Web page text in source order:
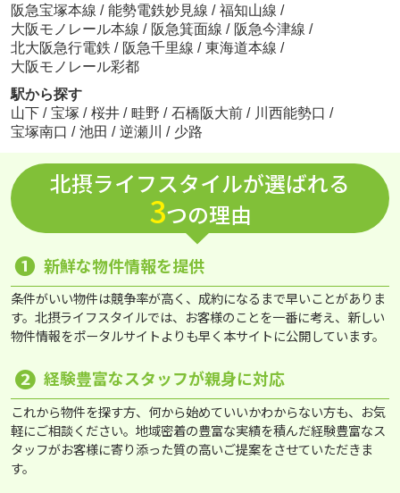
阪急宝塚本線 / 能勢電鉄妙見線 / 福知山線 /
大阪モノレール本線 / 阪急箕面線 / 阪急今津線 /
北大阪急行電鉄 / 阪急千里線 / 東海道本線 /
大阪モノレール彩都
駅から探す
山下 / 宝塚 / 桜井 / 畦野 / 石橋阪大前 / 川西能勢口 /
宝塚南口 / 池田 / 逆瀬川 / 少路
北摂ライフスタイルが選ばれる
3つの理由
❶ 新鮮な物件情報を提供
条件がいい物件は競争率が高く、成約になるまで早いことがありま
す。北摂ライフスタイルでは、お客様のことを一番に考え、新しい
物件情報をポータルサイトよりも早く本サイトに公開しています。
❷ 経験豊富なスタッフが親身に対応
これから物件を探す方、何から始めていいかわからない方も、お気
軽にご相談ください。地域密着の豊富な実績を積んだ経験豊富なス
タッフがお客様に寄り添った質の高いご提案をさせていただきま
す。